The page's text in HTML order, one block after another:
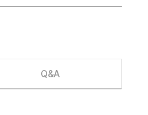
Q&A